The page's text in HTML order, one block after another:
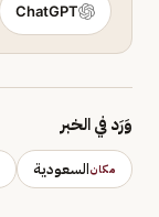
ChatGPT
وَرَد في الخبر
مكانالسعودية